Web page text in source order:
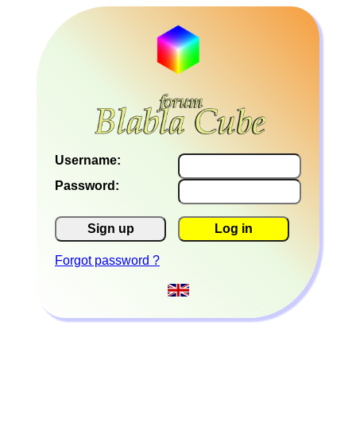
Username:
Password:
Sign up Log in
Forgot password ?